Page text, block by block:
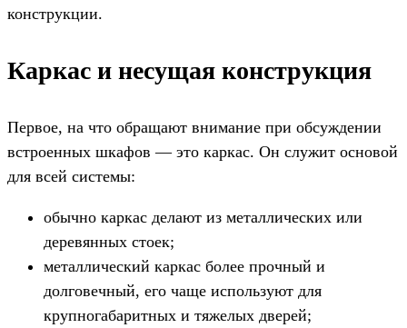
конструкции.
Каркас и несущая конструкция
Первое, на что обращают внимание при обсуждении
встроенных шкафов — это каркас. Он служит основой
для всей системы:
обычно каркас делают из металлических или
деревянных стоек;
металлический каркас более прочный и
долговечный, его чаще используют для
крупногабаритных и тяжелых дверей;